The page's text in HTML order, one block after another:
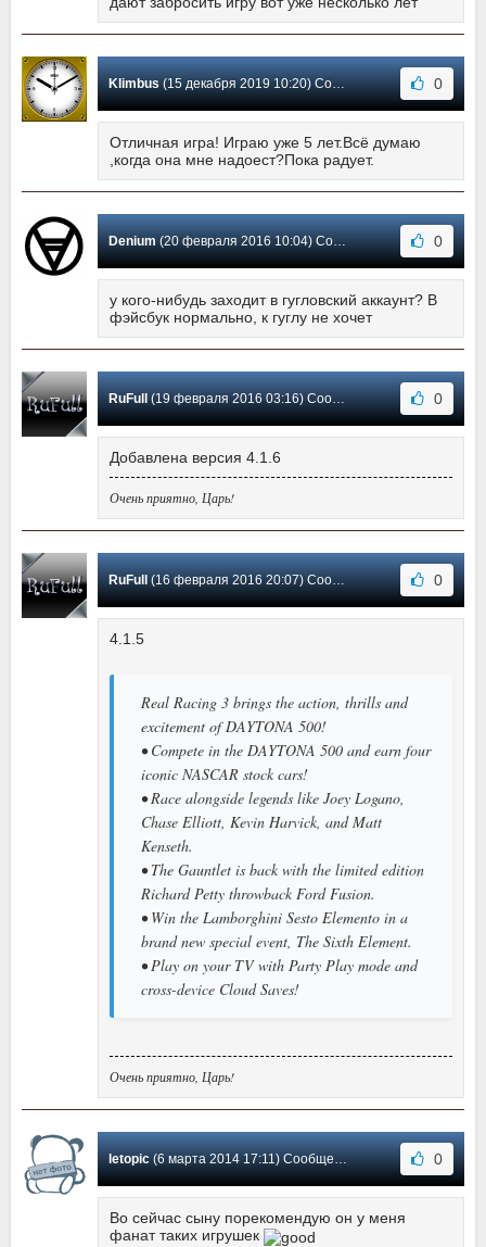
Klimbus(15 декабря 2019 10:20) Сообщение #12 0
Отличная игра! Играю уже 5 лет.Всё думаю
,когда она мне надоест?Пока радует.
Denium(20 февраля 2016 10:04) Сообщение #11 0
у кого-нибудь заходит в гугловский аккаунт? В
фэйсбук нормально, к гуглу не хочет
RuFull (19 февраля 2016 03:16) Сообщение #10 0
Добавлена версия 4.1.6
Очень приятно, Царь!
RuFull (16 февраля 2016 20:07) Сообщение #9 0
4.1.5
Real Racing 3 brings the action, thrills and
excitement of DAYTONA 500!
• Compete in the DAYTONA 500 and earn four
iconic NASCAR stock cars!
• Race alongside legends like Joey Logano,
Chase Elliott, Kevin Harvick, and Matt
Kenseth.
• The Gauntlet is back with the limited edition
Richard Petty throwback Ford Fusion.
• Win the Lamborghini Sesto Elemento in a
brand new special event, The Sixth Element.
• Play on your TV with Party Play mode and
cross-device Cloud Saves!
Очень приятно, Царь!
letopic(6 марта 2014 17:11) Сообщение #8 0
Во сейчас сыну порекомендую он у меня
фанат таких игрушек